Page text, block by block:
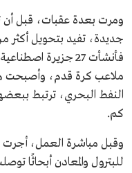
ملاعب كرة قدم، وأصبحت
كم.
وقبل مباشرة العمل، أجرت
للبترول والمعادن أبحاثًا